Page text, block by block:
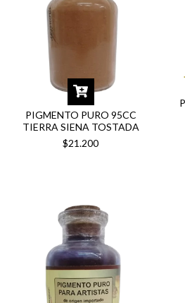
PIGMENTO PURO 95CC
TIERRA SIENA TOSTADA
$21.200